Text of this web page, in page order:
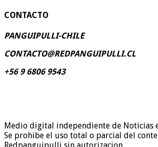
CONTACTO
PANGUIPULLI-CHILE
CONTACTO@REDPANGUIPULLI.CL
+56 9 6806 9543
Medio digital independiente de Noticias
Se prohibe el uso total o parcial del